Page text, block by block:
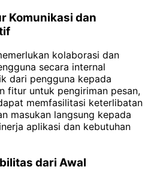
Komunikasi dan
kolaborasi dan
secara internal
dari pengguna kepada
fitur untuk pengiriman pesan,
memfasilitasi keterlibatan
masukan langsung kepada
aplikasi dan kebutuhan
dari Awal